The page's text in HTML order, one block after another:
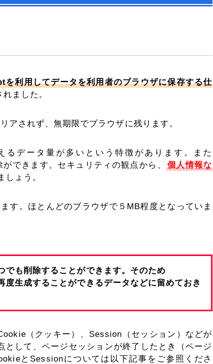
利用してデータを利用者のブラウザに保存する仕
ました。
アされず、無期限でブラウザに残ります。
るデータ量が多いという特徴があります。また
できます。セキュリティの観点から、
個人情報な
しょう。
す。ほとんどのブラウザで５MB程度となっていま
も削除することができます。そのため
生成することができるデータなどに留めておき
（クッキー）、Session（セッション）などが
して、ページセッションが終了したとき（ページ
とSessionについては以下記事をご参照くださ